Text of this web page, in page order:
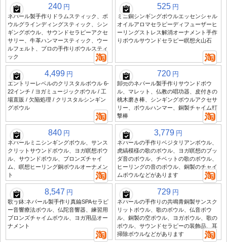
240 円
ネパール製手作りドラムスティック、ボ
ウルグラインディングスティック、シン
ギングボウル、サウンドセラピーアクセ
サリー、牛革ハンマースティック、ウー
ルフェルト、プロの手作りボウルスティ
ック
525 円
ミニ銅シンギングボウルエッセンシャル
オイルアロマセラピーディフューザーヒ
ーリングストレス解消オーナメント手作
りボウルサウンドセラピー瞑想火山石
4,499 円
エントリーレベルのクリスタルボウル 6-
22インチ / ヨガミュージックボウル / 工
場直販 / 欠陥処理 / クリスタルシンギン
グボウル
720 円
卸売のネパール製手作りサウンドボウ
ル、マレット、仏教の唱功器、皮付きの
桃木磨き棒、シンギングボウルアクセサ
リー、ボウルハンマー、銅製チャイム打
撃棒
840 円
ネパールミニシンギングボウル、サンス
クリットサウンドボウル、ヨガ瞑想ボウ
ル、サウンドボウル、ブロンズチャイ
ム、瞑想ヒーリング銅ボウルオーナメン
ト
3,779 円
ネパールの手作りベジタリアンボウル、
虎縞模様の歌のボウル、ヨガ瞑想のブッ
ダ音のボウル、チベットの歌のボウル、
ヒーリングの音のボウル、銅製のチャイ
ムボウルなどがあります
8,547 円
歌う鉢:ネパール製手作り真鍮SPAセラピ
ー音響療法ボウル、仏陀音響器、練習用
ブロンズチャイムボウル、ヨガ用品オー
ナメント
729 円
ネパールの手作りの共鳴青銅製サンスク
リットボウル、歌のボウル、仏音ボウ
ル、銅製の空ボウル、ヨガボウル、歌の
ボウル、サウンドセラピーの装飾品、耳
掃除ボウルなどがあります